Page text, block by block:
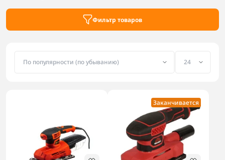
Фильтр товаров
Заканчивается